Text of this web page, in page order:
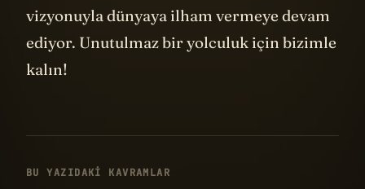
vizyonuyla dünyaya ilham vermeye devam
ediyor. Unutulmaz bir yolculuk için bizimle
kalın!
BU YAZIDAKI KAVRAMLAR